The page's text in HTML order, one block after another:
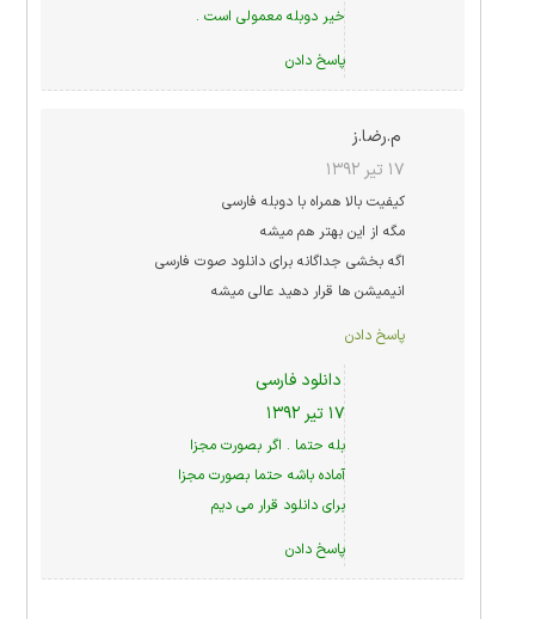
خیر دوبله معمولی است .
پاسخ دادن
م.رضا.ز
۱۷ تیر ۱۳۹۲
کیفیت بالا همراه با دوبله فارسی
مگه از این بهتر هم میشه
اگه بخشی جداگانه برای دانلود صوت فارسی
انیمیشن ها قرار دهید عالی میشه
پاسخ دادن
دانلود فارسی
۱۷ تیر ۱۳۹۲
بله حتما . اگر بصورت مجزا
آماده باشه حتما بصورت مجزا
برای دانلود قرار می دیم
پاسخ دادن